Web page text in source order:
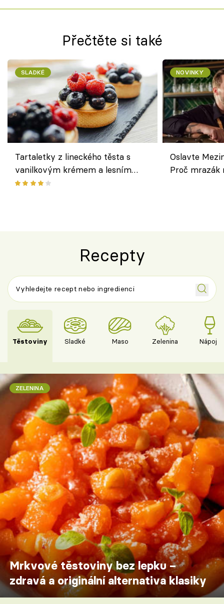
Přečtěte si také
SLADKÉ
Tartaletky z lineckého těsta s
vanilkovým krémem a lesním
ovocem podle Bread Society
NOVINKY
Oslavte
Proč
Recepty
Těstoviny Sladké Maso Zelenina Nápoje
ZELENINA
Mrkvové těstoviny bez lepku –
zdravá a originální alternativa klasiky